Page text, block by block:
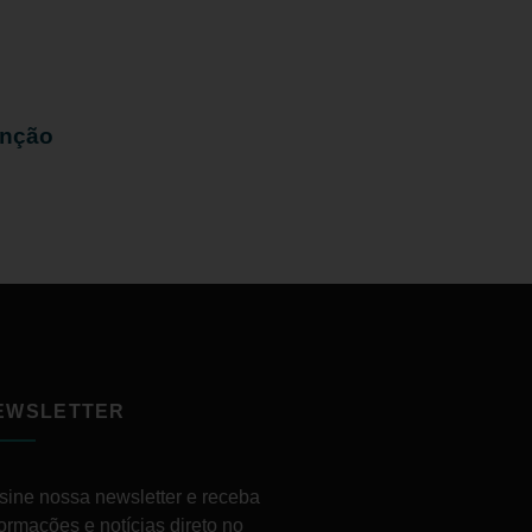
nossa newsletter e receba
e notícias direto no